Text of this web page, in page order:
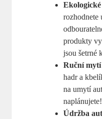
produkty
jsou šetrné
Ruční
hadr a
na umytí
naplánujete!
Údržba